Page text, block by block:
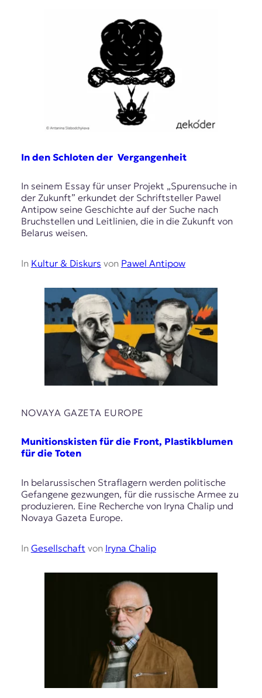
In den Schloten der Vergangenheit
In seinem Essay für unser Projekt „Spurensuche in
der Zukunft” erkundet der Schriftsteller Pawel
Antipow seine Geschichte auf der Suche nach
Bruchstellen und Leitlinien, die in die Zukunft von
Belarus weisen.
In Kultur & Diskurs von Pawel Antipow
NOVAYA GAZETA EUROPE
Munitionskisten für die Front, Plastikblumen
für die Toten
In belarussischen Straflagern werden politische
Gefangene gezwungen, für die russische Armee zu
produzieren. Eine Recherche von Iryna Chalip und
Novaya Gazeta Europe.
In Gesellschaft von Iryna Chalip